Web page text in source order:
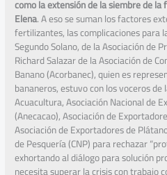
como la extensión de la siembre de
Elena. A eso se suman los factores
fertilizantes, las complicaciones para
Segundo Solano, de la Asociación de
Richard Salazar de la Asociación de
Banano (Acorbanec), quien es
bananeros, estuvo con los voceros de
Acuacultura, Asociación Nacional de
(Anecacao), Asociación de
Asociación de Exportadores de
de Pesquería (CNP) para rechazar
exhortando al diálogo para solución